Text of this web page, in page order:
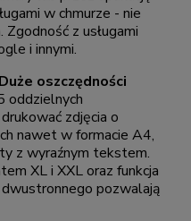
w chmurze - nie
z usługami
i innymi.
oszczędności
oddzielnych
zdjęcia o
nawet w formacie A4,
z wyraźnym tekstem.
XL i XXL oraz funkcja
pozwalają